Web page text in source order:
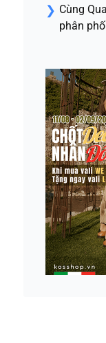
Cùng
phân